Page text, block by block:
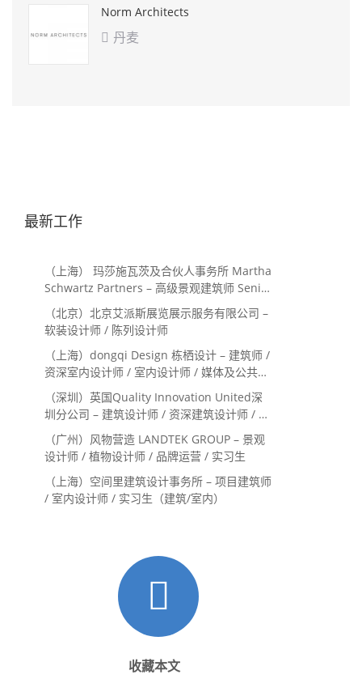
Norm Architects
 丹麦
最新工作
（上海） 玛莎施瓦茨及合伙人事务所 Martha
Schwartz Partners – 高级景观建筑师 Senior
Landscape Designer / 景观建筑师
Landscape Designer
（北京）北京艾派斯展览展示服务有限公司 –
软装设计师 / 陈列设计师
（上海）dongqi Design 栋栖设计 – 建筑师 /
资深室内设计师 / 室内设计师 / 媒体及公共关
系主管 / 设计实习生（常年招聘）
（深圳）英国Quality Innovation United深
圳分公司 – 建筑设计师 / 资深建筑设计师 / 室
内设计师 / 设计实习生
（广州）风物营造 LANDTEK GROUP – 景观
设计师 / 植物设计师 / 品牌运营 / 实习生
（上海）空间里建筑设计事务所 – 项目建筑师
/ 室内设计师 / 实习生（建筑/室内）
收藏本文